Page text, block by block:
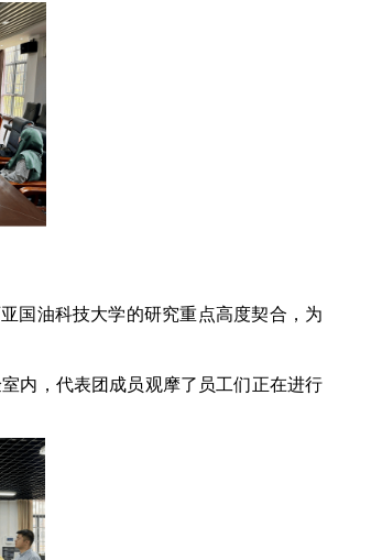
国油科技大学的研究重点高度契合，为
内，代表团成员观摩了员工们正在进行